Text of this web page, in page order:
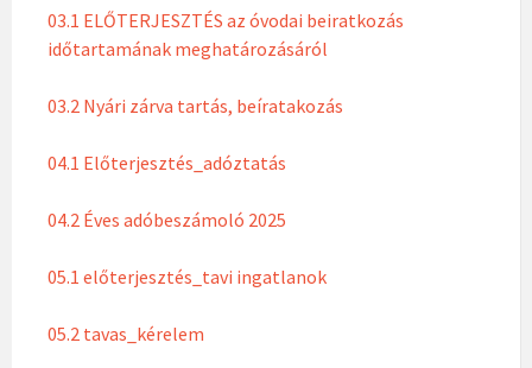
03.1 ELŐTERJESZTÉS az óvodai beiratkozás
időtartamának meghatározásáról
03.2 Nyári zárva tartás, beíratakozás
04.1 Előterjesztés_adóztatás
04.2 Éves adóbeszámoló 2025
05.1 előterjesztés_tavi ingatlanok
05.2 tavas_kérelem